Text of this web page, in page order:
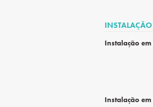
Instalação
Instalação